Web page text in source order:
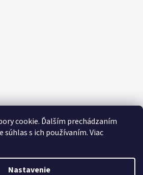
cookie. Ďalším prechádzaním
s ich používaním. Viac
Nastavenie
Vytvoril Shoptet